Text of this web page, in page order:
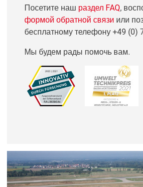
Посетите наш раздел FAQ,
формой обратной связи или
бесплатному телефону+49 (0)
Мы будем рады помочь вам.